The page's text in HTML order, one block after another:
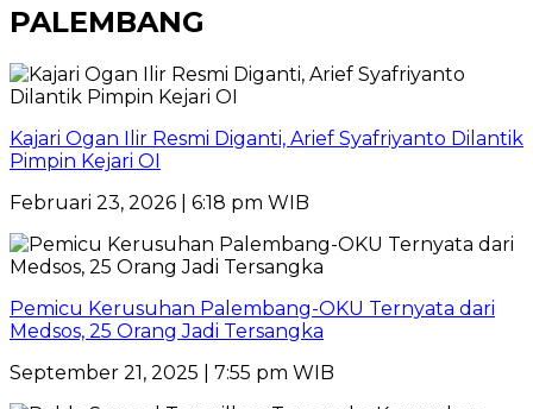
PALEMBANG
Kajari Ogan Ilir Resmi Diganti, Arief Syafriyanto Dilantik
Pimpin Kejari OI
Februari 23, 2026 | 6:18 pm WIB
Pemicu Kerusuhan Palembang-OKU Ternyata dari
Medsos, 25 Orang Jadi Tersangka
September 21, 2025 | 7:55 pm WIB